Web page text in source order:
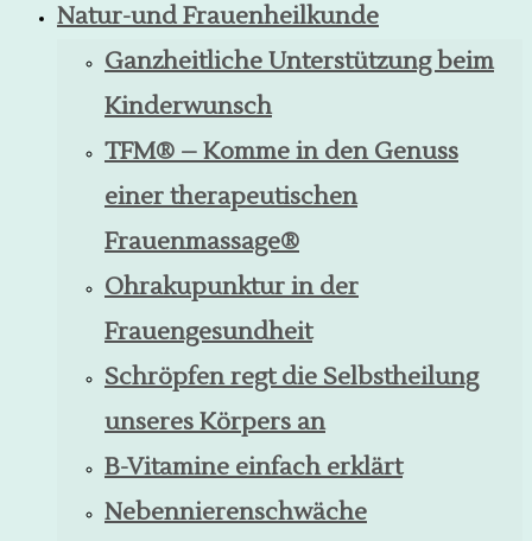
Natur-und Frauenheilkunde
Ganzheitliche Unterstützung beim
Kinderwunsch
TFM® – Komme in den Genuss
einer therapeutischen
Frauenmassage®
Ohrakupunktur in der
Frauengesundheit
Schröpfen regt die Selbstheilung
unseres Körpers an
B-Vitamine einfach erklärt
Nebennierenschwäche